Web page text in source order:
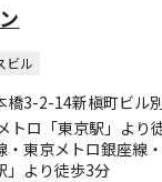
ビル
橋3-2-14新槇町ビル
トロ「東京駅」より
・東京メトロ銀座線
」より徒歩3分